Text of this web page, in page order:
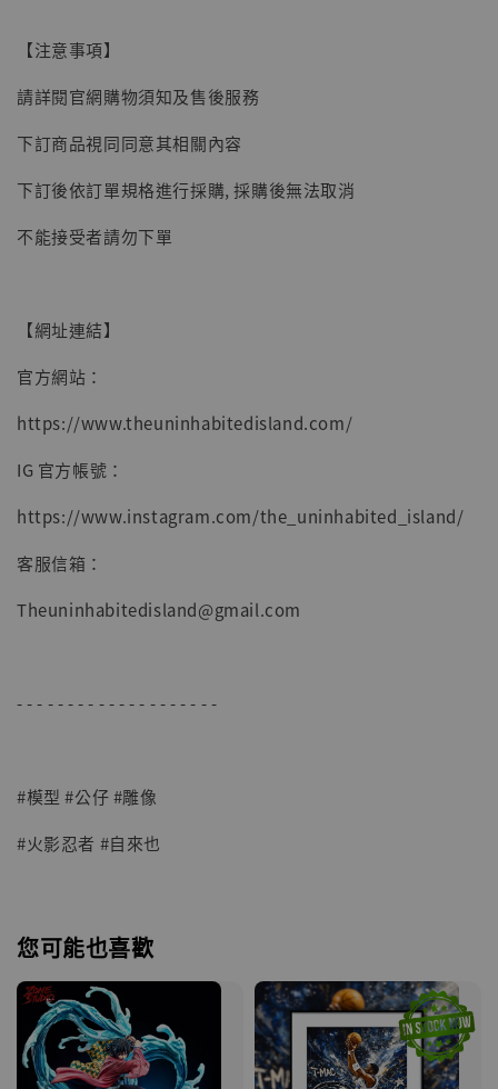
【注意事項】
請詳閱官網購物須知及售後服務
下訂商品視同同意其相關內容
下訂後依訂單規格進行採購, 採購後無法取消
不能接受者請勿下單
【網址連結】
官方網站：
https://www.theuninhabitedisland.com/
IG 官方帳號：
https://www.instagram.com/the_uninhabited_island/
客服信箱：
Theuninhabitedisland@gmail.com
- - - - - - - - - - - - - - - - - - - -
#模型 #公仔 #雕像
#火影忍者 #自來也
您可能也喜歡